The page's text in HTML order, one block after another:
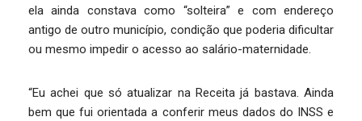
ela ainda constava como “solteira” e com endereço
antigo de outro município, condição que poderia dificultar
ou mesmo impedir o acesso ao salário-maternidade.
“Eu achei que só atualizar na Receita já bastava. Ainda
bem que fui orientada a conferir meus dados do INSS e